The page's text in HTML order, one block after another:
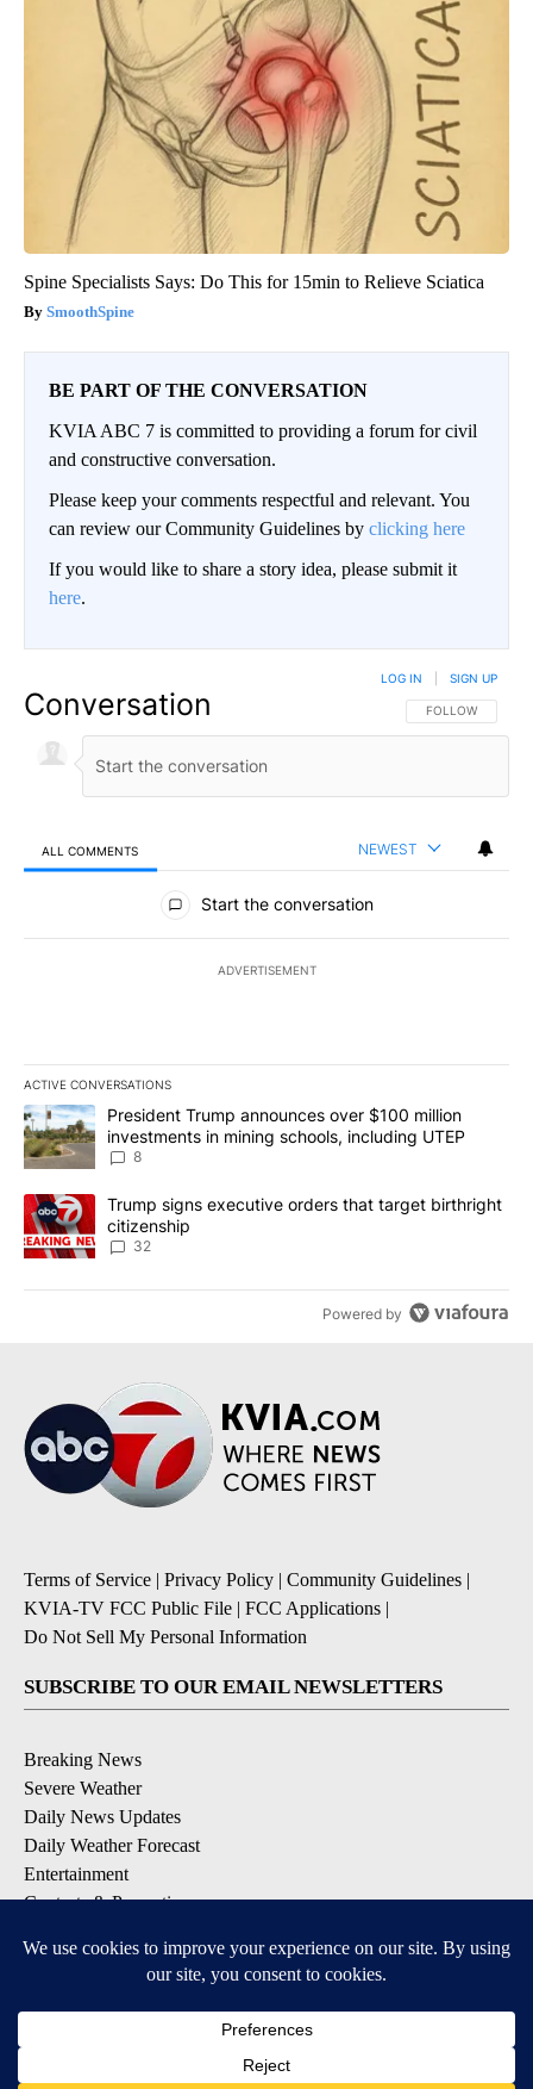
Spine Specialists Says: Do This for 15min to Relieve Sciatica
SmoothSpine
BE PART OF THE CONVERSATION
KVIA ABC 7 is committed to providing a forum for civil
and constructive conversation.
Please keep your comments respectful and relevant. You
can review our Community Guidelines by clicking here
If you would like to share a story idea, please submit it
here.
Conversation FOLLOW THIS
FOLLOW
LOG IN SIGN UP
ALL COMMENTS NEWEST
All Comments
Start the conversation
ADVERTISEMENT
ACTIVE CONVERSATIONS
The following is a list of the most commented articles in the last
A trending article titled "President Trump announces over $100
President Trump announces over $100 million
investments in mining schools, including UTEP
8
A trending article titled "Trump signs executive orders that
Trump signs executive orders that target birthright
citizenship
32
Powered by
Terms of Service | Privacy Policy | Community Guidelines |
KVIA-TV FCC Public File | FCC Applications |
Do Not Sell My Personal Information
SUBSCRIBE TO OUR EMAIL NEWSLETTERS
Breaking News
Severe Weather
Daily News Updates
Daily Weather Forecast
Entertainment
Contests & Promotions
DOWNLOAD OUR APPS
Available for iOS and Android